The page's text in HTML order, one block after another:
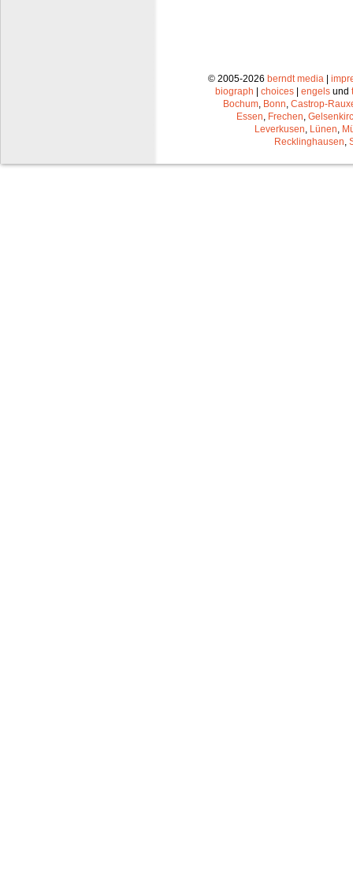
© 2005-2026 berndt media |
biograph | choices | engels und
Bochum Bonn Castrop-
Essen Frechen
Leverkusen Lünen
Recklinghausen